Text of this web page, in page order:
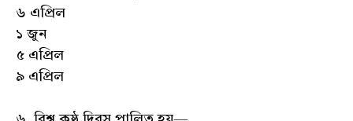
৬ এপ্রিল
১ জুন
৫ এপ্রিল
৯ এপ্রিল